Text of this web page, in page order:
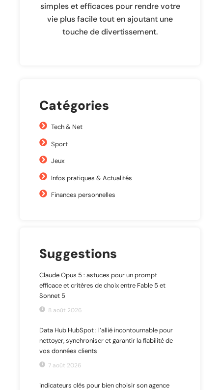
simples et efficaces pour rendre votre
vie plus facile tout en ajoutant une
touche de divertissement.
Catégories
Tech & Net
Sport
Jeux
Infos pratiques & Actualités
Finances personnelles
Suggestions
Claude Opus 5 : astuces pour un prompt
efficace et critères de choix entre Fable 5 et
Sonnet 5
8 août 2026
Data Hub HubSpot : l’allié incontournable pour
nettoyer, synchroniser et garantir la fiabilité de
vos données clients
7 août 2026
indicateurs clés pour bien choisir son agence